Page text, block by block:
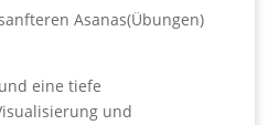
Asanas(Übungen)
eine tiefe
und